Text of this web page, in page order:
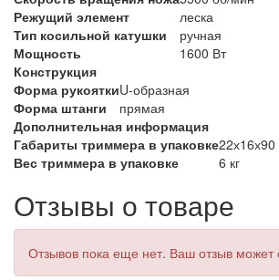
Режущий элемент
леска
Тип косильной катушки
ручная
Мощность
1600 Вт
Конструкция
Форма рукояткиU-образная
Форма штанги
прямая
Дополнительная информация
Габариты триммера в упаковке22х16х90
Вес триммера в упаковке
6 кг
Отзывы о товаре
Отзывов пока еще нет. Ваш отзыв может